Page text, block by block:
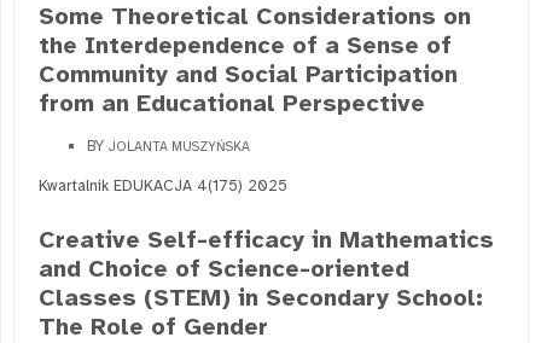
Some Theoretical Considerations on
the Interdependence of a Sense of
Community and Social Participation
from an Educational Perspective
BY JOLANTA MUSZYŃSKA
Kwartalnik EDUKACJA 4(175) 2025
Creative Self-efficacy in Mathematics
and Choice of Science-oriented
Classes (STEM) in Secondary School:
The Role of Gender